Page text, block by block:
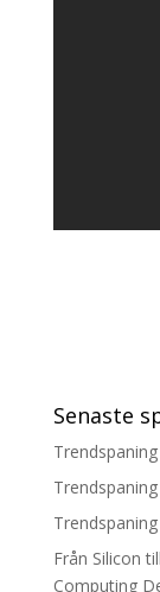
Senaste
Från Silicon
Computing